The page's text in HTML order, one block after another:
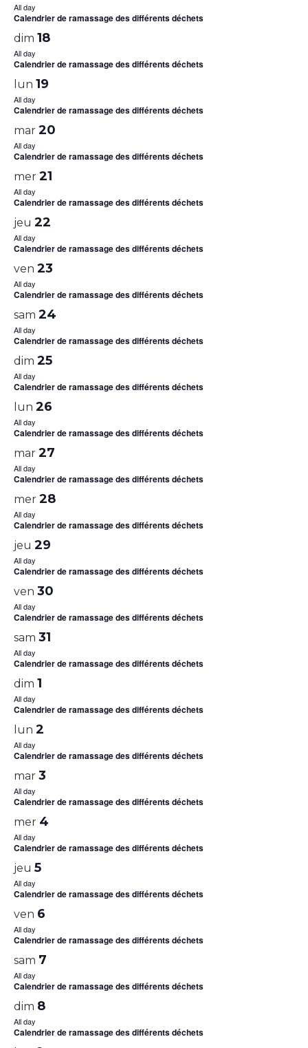
All day
Calendrier de ramassage des différents déchets
dim 18
All day
Calendrier de ramassage des différents déchets
lun 19
All day
Calendrier de ramassage des différents déchets
mar 20
All day
Calendrier de ramassage des différents déchets
mer 21
All day
Calendrier de ramassage des différents déchets
jeu 22
All day
Calendrier de ramassage des différents déchets
ven 23
All day
Calendrier de ramassage des différents déchets
sam 24
All day
Calendrier de ramassage des différents déchets
dim 25
All day
Calendrier de ramassage des différents déchets
lun 26
All day
Calendrier de ramassage des différents déchets
mar 27
All day
Calendrier de ramassage des différents déchets
mer 28
All day
Calendrier de ramassage des différents déchets
jeu 29
All day
Calendrier de ramassage des différents déchets
ven 30
All day
Calendrier de ramassage des différents déchets
sam 31
All day
Calendrier de ramassage des différents déchets
dim 1
All day
Calendrier de ramassage des différents déchets
lun 2
All day
Calendrier de ramassage des différents déchets
mar 3
All day
Calendrier de ramassage des différents déchets
mer 4
All day
Calendrier de ramassage des différents déchets
jeu 5
All day
Calendrier de ramassage des différents déchets
ven 6
All day
Calendrier de ramassage des différents déchets
sam 7
All day
Calendrier de ramassage des différents déchets
dim 8
All day
Calendrier de ramassage des différents déchets